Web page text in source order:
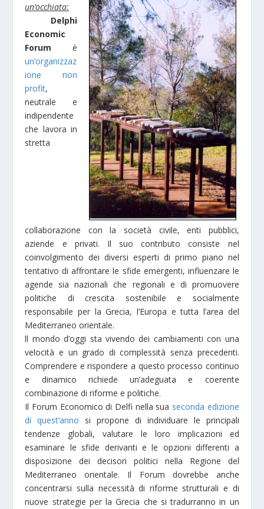
un’occhiata:
Delphi
Economic
Forum è
un’organizzaz
ione non
profit,
neutrale e
indipendente
che lavora in
stretta
collaborazione con la società civile, enti pubblici,
aziende e privati. Il suo contributo consiste nel
coinvolgimento dei diversi esperti di primo piano nel
tentativo di affrontare le sfide emergenti, influenzare le
agende sia nazionali che regionali e di promuovere
politiche di crescita sostenibile e socialmente
responsabile per la Grecia, l’Europa e tutta l’area del
Mediterraneo orientale.
ll mondo d’oggi sta vivendo dei cambiamenti con una
velocità e un grado di complessità senza precedenti.
Comprendere e rispondere a questo processo continuo
e dinamico richiede un’adeguata e coerente
combinazione di riforme e politiche.
Il Forum Economico di Delfi nella sua seconda edizione
di quest’anno si propone di individuare le principali
tendenze globali, valutare le loro implicazioni ed
esaminare le sfide derivanti e le opzioni differenti a
disposizione dei decisori politici nella Regione del
Mediterraneo orientale. Il Forum dovrebbe anche
concentrarsi sulla necessità di riforme strutturali e di
nuove strategie per la Grecia che si tradurranno in un